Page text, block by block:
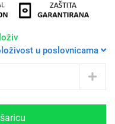
u poslovnicama